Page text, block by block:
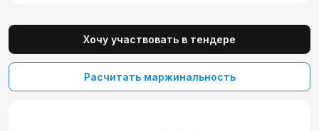
Хочу участвовать в тендере
Расчитать маржинальность